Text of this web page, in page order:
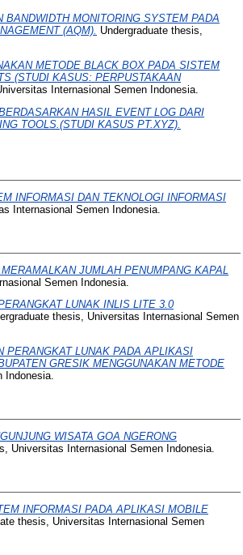
MONITORING SYSTEM PADA
(AQM). Undergraduate thesis,
METODE BLACK BOX PADA SISTEM
(STUDI KASUS: PERPUSTAKAAN
Internasional Semen Indonesia.
HASIL EVENT LOG DARI
TOOLS.(STUDI KASUS PT.XYZ).
INFORMASI DAN TEKNOLOGI INFORMASI
Internasional Semen Indonesia.
JUMLAH PENUMPANG KAPAL
Semen Indonesia.
LUNAK INLIS LITE 3.0
thesis, Universitas Internasional Semen
PERANGKAT LUNAK PADA APLIKASI
GRESIK MENGGUNAKAN METODE
Indonesia.
WISATA GOA NGERONG
Universitas Internasional Semen Indonesia.
INFORMASI PADA APLIKASI MOBILE
thesis, Universitas Internasional Semen